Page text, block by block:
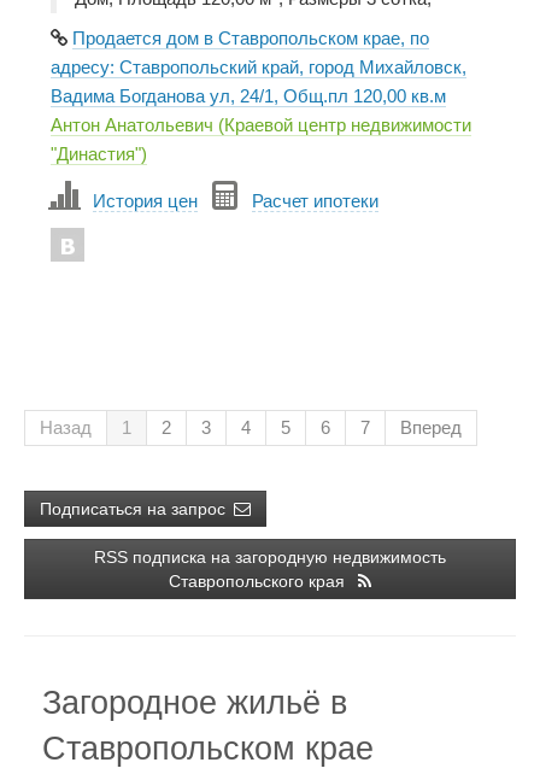
Продается дом в Ставропольском крае, по
адресу: Ставропольский край, город Михайловск,
Вадима Богданова ул, 24/1, Общ.пл 120,00 кв.м
Антон Анатольевич (Краевой центр недвижимости
"Династия")
История цен Расчет ипотеки
Назад 1 2 3 4 5 6 7 Вперед
Подписаться на запрос
RSS подписка на загородную недвижимость
Ставропольского края
Загородное жильё в
Ставропольском крае